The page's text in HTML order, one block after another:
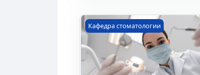
ПК "Онкологическая
Кафедра стоматологии